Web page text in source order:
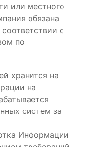
или местного
обязана
с
по
хранится на
на
систем за
Информации